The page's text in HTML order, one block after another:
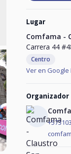
Lugar
Comfama -
Carrera 44
Centro
Ver en
Organizador